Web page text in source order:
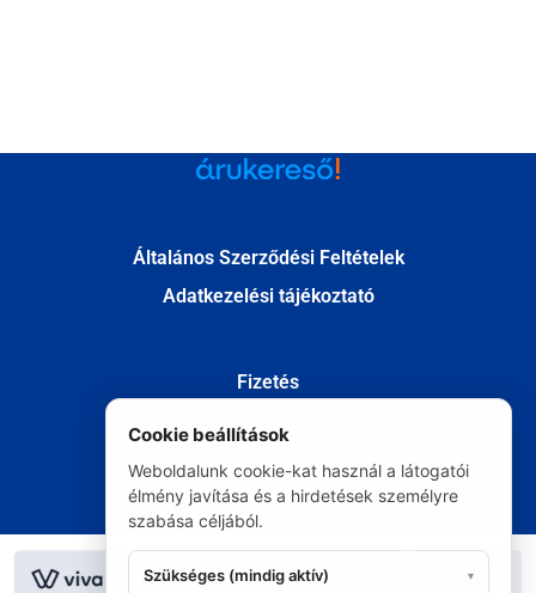
Általános Szerződési Feltételek
Adatkezelési tájékoztató
Fizetés
Kapcsolat
Elállás
© Minden jog fenntartva 2020
Cookie beállítások
Weboldalunk cookie-kat használ a látogatói
élmény javítása és a hirdetések személyre
szabása céljából.
Szükséges (mindig aktív) ▾